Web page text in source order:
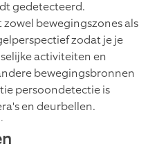
gedetecteerd.
bewegingszones als
zodat je je
activiteiten en
bewegingsbronnen
persoondetectie is
en deurbellen.